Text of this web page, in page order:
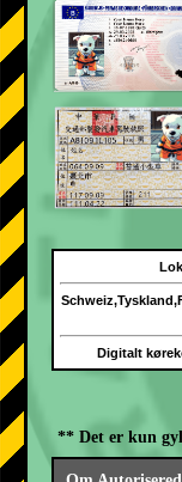
Digitalt
** Det er kun